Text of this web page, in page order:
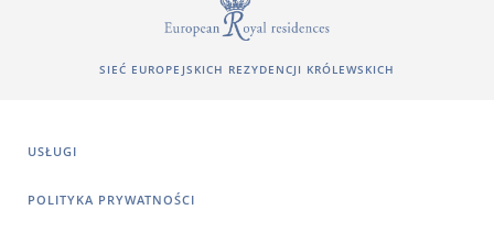
SIEĆ EUROPEJSKICH REZYDENCJI KRÓLEWSKICH
USŁUGI
POLITYKA PRYWATNOŚCI